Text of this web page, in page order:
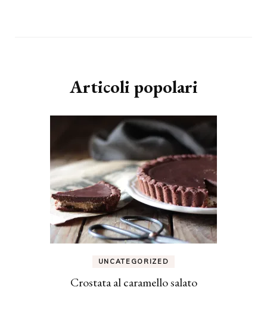
Articoli popolari
UNCATEGORIZED
Crostata al caramello salato